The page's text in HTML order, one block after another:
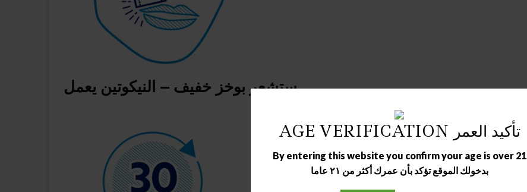
AGE VERIFICATION تأكيد العمر
By entering this website you confirm your age is over 21
بدخولك الموقع تؤكد بأن عمرك أكثر من ٢١ عاما
ستشعر بوخز خفيف – النيكوتين يعمل